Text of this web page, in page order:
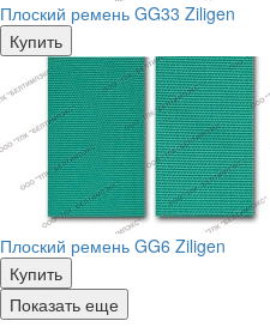
Плоский ремень GG33 Ziligen
Купить
Плоский ремень GG6 Ziligen
Купить
Показать еще